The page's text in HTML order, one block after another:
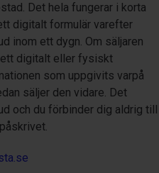
Det hela fungerar i korta
digitalt formulär varefter
inom ett dygn. Om säljaren
digitalt eller fysiskt
som uppgivits varpå
säljer den vidare. Det
och du förbinder dig aldrig till